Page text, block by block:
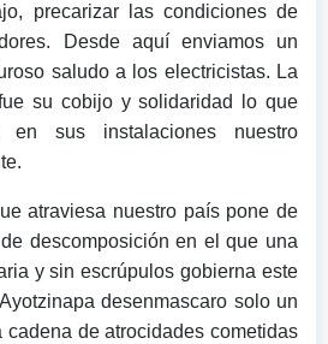
precarizar las condiciones de
Desde aquí enviamos un
saludo a los electricistas. La
su cobijo y solidaridad lo que
en sus instalaciones nuestro
atraviesa nuestro país pone de
descomposición en el que una
y sin escrúpulos gobierna este
desenmascaro solo un
de atrocidades cometidas